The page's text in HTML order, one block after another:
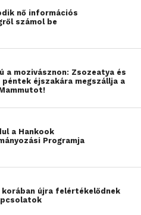
mielőbb
az ország
Ez a
minket,
egy
számára,
ily módon
a
minél
nő információs
számol be
a mozivásznon: Zsozeatya és
péntek éjszakára megszállja a
a Hankook
Programja
újra felértékelődnek